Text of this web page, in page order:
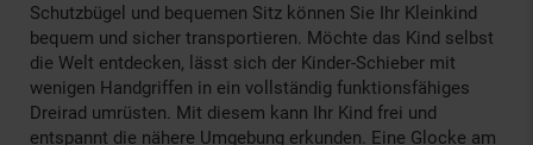
Schutzbügel und bequemen Sitz können Sie Ihr Kleinkind
bequem und sicher transportieren. Möchte das Kind selbst
die Welt entdecken, lässt sich der Kinder-Schieber mit
wenigen Handgriffen in ein vollständig funktionsfähiges
Dreirad umrüsten. Mit diesem kann Ihr Kind frei und
entspannt die nähere Umgebung erkunden. Eine Glocke am